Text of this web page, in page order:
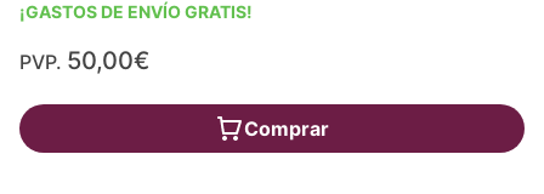
¡GASTOS DE ENVÍO GRATIS!
PVP. 50,00€
Comprar